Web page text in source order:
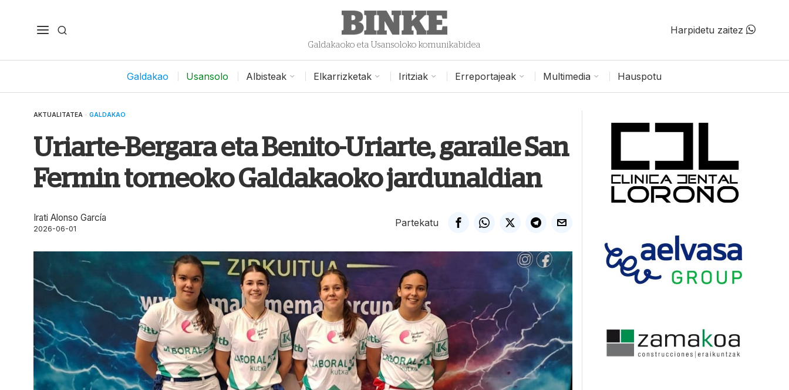
Galdakaoko eta Usansoloko komunikabidea
Harpidetu zaitez
Galdakao Usansolo Albisteak Elkarrizketak Iritziak Erreportajeak Multimedia Hauspotu
AKTUALITATEA · GALDAKAO
Uriarte-Bergara eta Benito-Uriarte, garaile San
Fermin torneoko Galdakaoko jardunaldian
Irati Alonso García
2026-06-01
Partekatu